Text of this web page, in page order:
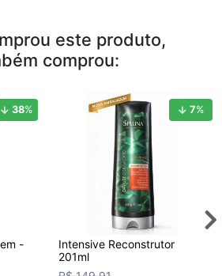
este produto,
comprou:
38%
-
7%
Intensive Reconstrutor
201ml